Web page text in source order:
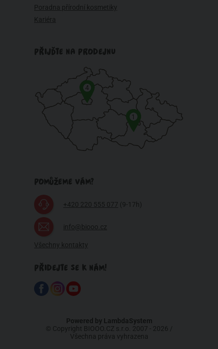
Poradna přírodní kosmetiky
Kariéra
PŘIJĎTE NA PRODEJNU
1
4
POMŮŽEME VÁM?
+420 220 555 077 (9-17h)
info@biooo.cz
Všechny kontakty
PŘIDEJTE SE K NÁM!
Powered by LambdaSystem
© Copyright BIOOO.CZ s.r.o. 2007 - 2026 /
Všechna práva vyhrazena